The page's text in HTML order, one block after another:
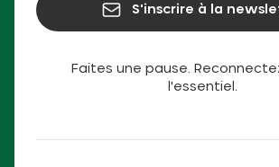
Faites une pause.
l'essentiel.
S'inscrire à la